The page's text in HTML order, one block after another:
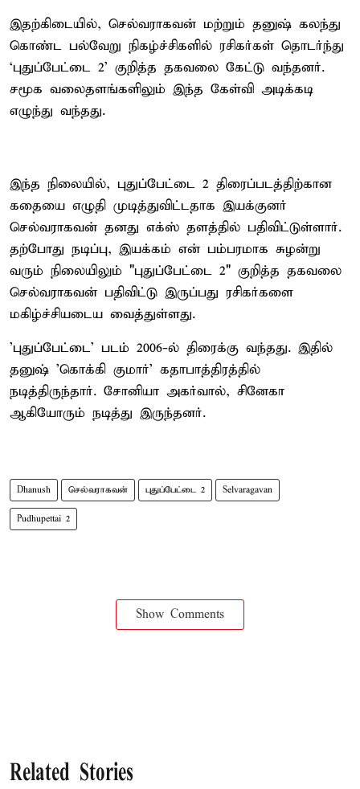
இதற்கிடையில், செல்வராகவன் மற்றும் தனுஷ் கலந்து
கொண்ட பல்வேறு நிகழ்ச்சிகளில் ரசிகர்கள் தொடர்ந்து
‘புதுப்பேட்டை 2’ குறித்த தகவலை கேட்டு வந்தனர்.
சமூக வலைதளங்களிலும் இந்த கேள்வி அடிக்கடி
எழுந்து வந்தது.
இந்த நிலையில், புதுப்பேட்டை 2 திரைப்படத்திற்கான
கதையை எழுதி முடித்துவிட்டதாக இயக்குனர்
செல்வராகவன் தனது எக்ஸ் தளத்தில் பதிவிட்டுள்ளார்.
தற்போது நடிப்பு, இயக்கம் என் பம்பரமாக சுழன்று
வரும் நிலையிலும் "புதுப்பேட்டை 2" குறித்த தகவலை
செல்வராகவன் பதிவிட்டு இருப்பது ரசிகர்களை
மகிழ்ச்சியடைய வைத்துள்ளது.
'புதுப்பேட்டை' படம் 2006-ல் திரைக்கு வந்தது. இதில்
தனுஷ் 'கொக்கி குமார்' கதாபாத்திரத்தில்
நடித்திருந்தார். சோனியா அகர்வால், சினேகா
ஆகியோரும் நடித்து இருந்தனர்.
Dhanush செல்வராகவன் புதுப்பேட்டை 2 Selvaragavan
Pudhupettai 2
Show Comments
Related Stories